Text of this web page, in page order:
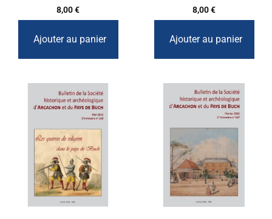
8,00€
Ajouter au panier
8,00€
Ajouter au panier